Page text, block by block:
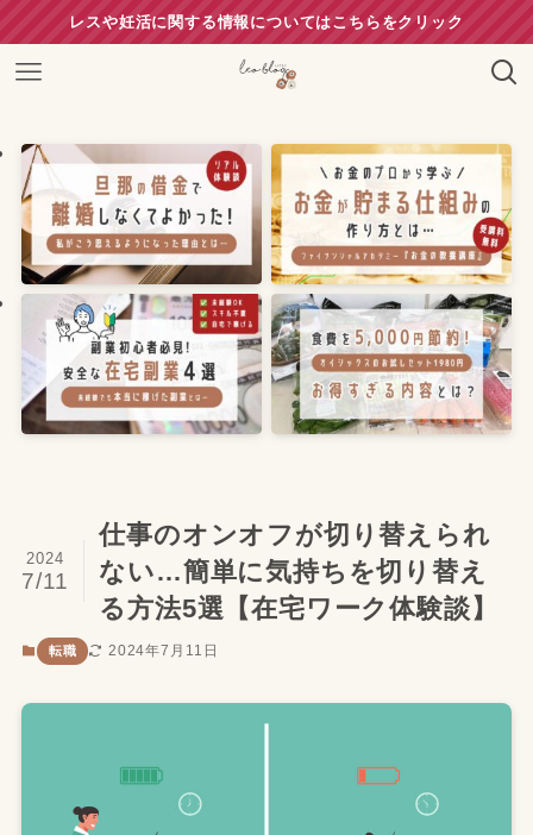
レスや妊活に関する情報についてはこちらをクリック
仕事のオンオフが切り替えられ
ない…簡単に気持ちを切り替え
る方法5選【在宅ワーク体験談】
2024
7/11
転職 2024年7月11日